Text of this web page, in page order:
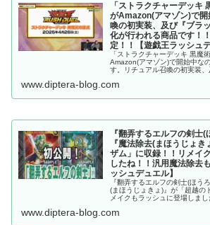
「ストラクチャーデッキ
がAmazon(アマゾン)で
喚の初実装、及び『ブラ
化が行われる商品です！
定！！【遊戯王ラッシュ
「ストラクチャーデッキ 黒魔
Amazon(アマゾン)で開始中な
す。リチュアル召喚の初実装
定！！【遊戯王ラッシュデュエ
www.diptera-blog.com
『翻弄するエルフの剣士(
『魔法除去(まほうじょ
ザム」に収録！！リメイ
したね！！汎用魔法除去
ッシュデュエル】
『翻弄するエルフの剣士(ほう
(まほうじょきょ)』が「超越の
メイクもラッシュに登場しま
www.diptera-blog.com